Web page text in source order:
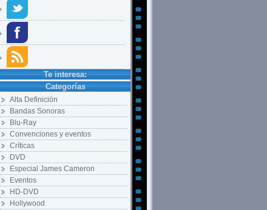
Te interesa:
Categorías
Alta Definición
Bandas Sonoras
Blu-Ray
Convenciones y eventos
Críticas
DVD
Especial James Cameron
Eventos
HD-DVD
Hollywood